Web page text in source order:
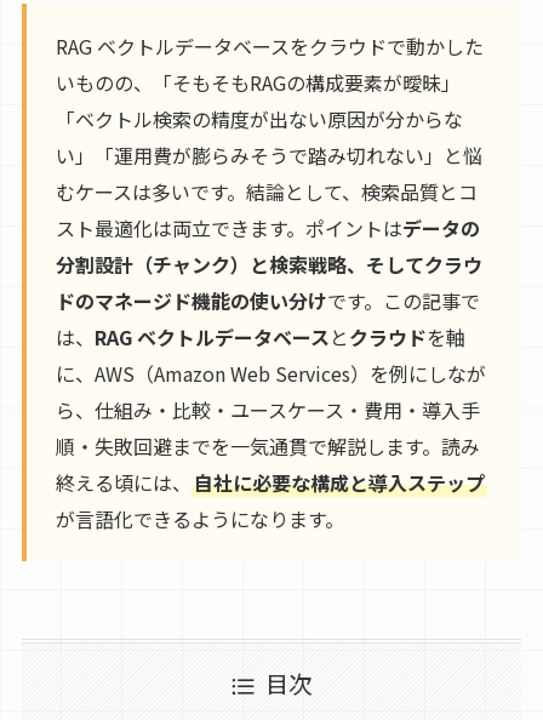
RAG ベクトルデータベースをクラウドで動かした
いものの、「そもそもRAGの構成要素が曖昧」
「ベクトル検索の精度が出ない原因が分からな
い」「運用費が膨らみそうで踏み切れない」と悩
むケースは多いです。結論として、検索品質とコ
スト最適化は両立できます。ポイントはデータの
分割設計（チャンク）と検索戦略、そしてクラウ
ドのマネージド機能の使い分けです。この記事で
は、 RAG ベクトルデータベースとクラウドを軸
に、AWS（Amazon Web Services）を例にしなが
ら、仕組み・比較・ユースケース・費用・導入手
順・失敗回避までを一気通貫で解説します。読み
終える頃には、 自社に必要な構成と導入ステップ
が言語化できるようになります。
目次